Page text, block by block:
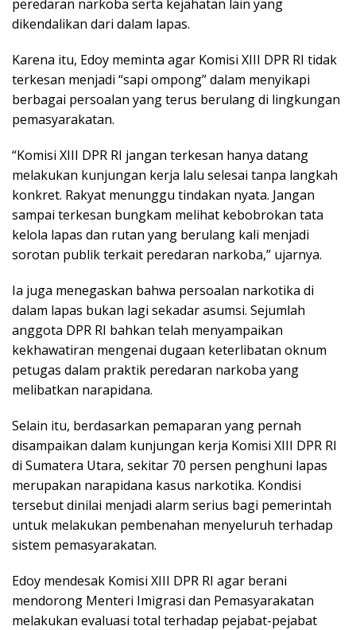
peredaran narkoba serta kejahatan lain yang
dikendalikan dari dalam lapas.
Karena itu, Edoy meminta agar Komisi XIII DPR RI tidak
terkesan menjadi “sapi ompong” dalam menyikapi
berbagai persoalan yang terus berulang di lingkungan
pemasyarakatan.
“Komisi XIII DPR RI jangan terkesan hanya datang
melakukan kunjungan kerja lalu selesai tanpa langkah
konkret. Rakyat menunggu tindakan nyata. Jangan
sampai terkesan bungkam melihat kebobrokan tata
kelola lapas dan rutan yang berulang kali menjadi
sorotan publik terkait peredaran narkoba,” ujarnya.
Ia juga menegaskan bahwa persoalan narkotika di
dalam lapas bukan lagi sekadar asumsi. Sejumlah
anggota DPR RI bahkan telah menyampaikan
kekhawatiran mengenai dugaan keterlibatan oknum
petugas dalam praktik peredaran narkoba yang
melibatkan narapidana.
Selain itu, berdasarkan pemaparan yang pernah
disampaikan dalam kunjungan kerja Komisi XIII DPR RI
di Sumatera Utara, sekitar 70 persen penghuni lapas
merupakan narapidana kasus narkotika. Kondisi
tersebut dinilai menjadi alarm serius bagi pemerintah
untuk melakukan pembenahan menyeluruh terhadap
sistem pemasyarakatan.
Edoy mendesak Komisi XIII DPR RI agar berani
mendorong Menteri Imigrasi dan Pemasyarakatan
melakukan evaluasi total terhadap pejabat-pejabat